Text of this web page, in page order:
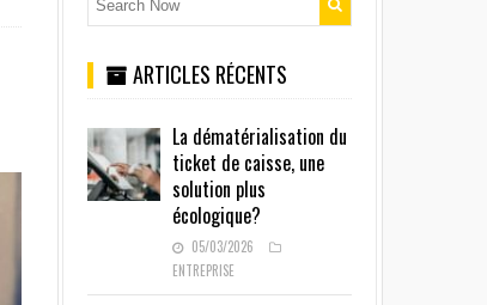
ARTICLES RÉCENTS
La dématérialisation du
ticket de caisse, une
solution plus
écologique?
05/03/2026
ENTREPRISE